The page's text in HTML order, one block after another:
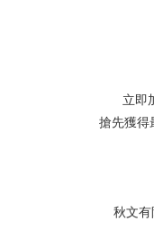
立即
搶先獲得
秋文